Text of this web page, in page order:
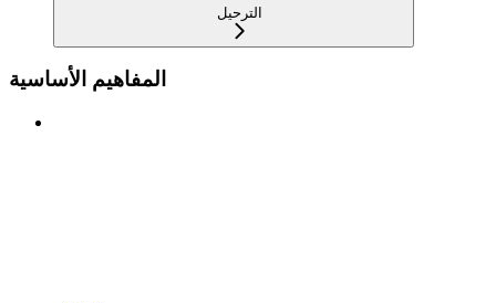
الترحيل
المفاهيم الأساسية